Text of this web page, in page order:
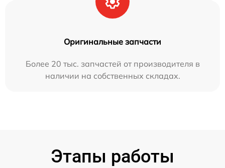
Оригинальные запчасти
Более 20 тыс. запчастей от производителя в
наличии на собственных складах.
Этапы работы